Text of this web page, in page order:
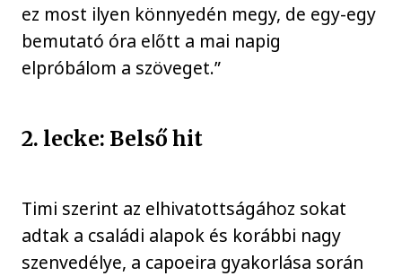
ez most ilyen könnyedén megy, de egy-egy
bemutató óra előtt a mai napig
elpróbálom a szöveget.”
2. lecke: Belső hit
Timi szerint az elhivatottságához sokat
adtak a családi alapok és korábbi nagy
szenvedélye, a capoeira gyakorlása során